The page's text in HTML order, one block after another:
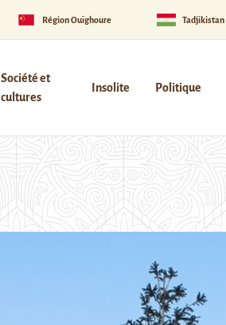
Région Ouïghoure Tadjikistan
Société et
cultures
Insolite Politique